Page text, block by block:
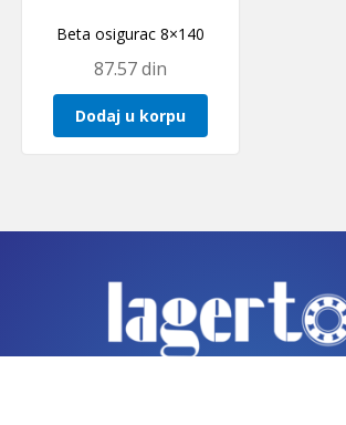
Beta osigurac 8×140
87.57din
Dodaj u korpu